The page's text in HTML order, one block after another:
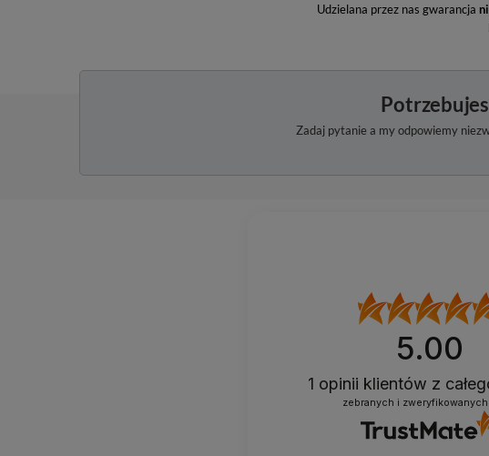
Udzielana przez nas gwarancja
Zadaj pytanie a my odpowiemy
5.00
1 opinii klientów z
zebranych i